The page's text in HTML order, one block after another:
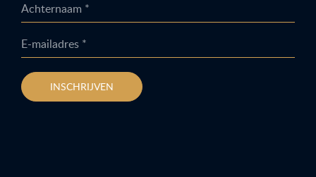
Achternaam *
E-mailadres *
INSCHRIJVEN